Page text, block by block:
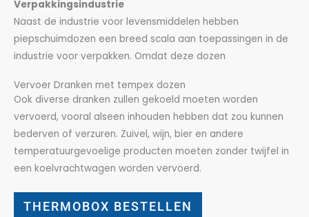
Verpakkingsindustrie
Naast de industrie voor levensmiddelen hebben
piepschuimdozen een breed scala aan toepassingen in de
industrie voor verpakken. Omdat deze dozen
Vervoer Dranken met tempex dozen
Ook diverse dranken zullen gekoeld moeten worden
vervoerd, vooral alseen inhouden hebben dat zou kunnen
bederven of verzuren. Zuivel, wijn, bier en andere
temperatuurgevoelige producten moeten zonder twijfel in
een koelvrachtwagen worden vervoerd.
THERMOBOX BESTELLEN